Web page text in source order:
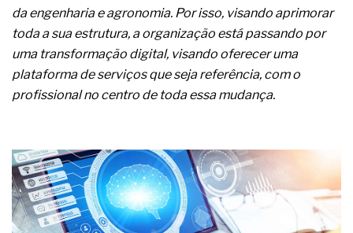
morte precoce e melhora o metabolismo
O desenvolvimento de indicadores nas atividades
de governança das organizações
O desenho industrial ganha espaço como
estratégia competitiva nas empresas
As variações dimensionais dos produtos de
A IA elevou a régua do comprador B2B e a venda
complexa ficou ainda mais humana
da engenharia e agronomia. Por isso, visando aprimorar
toda a sua estrutura, a organização está passando por
uma transformação digital, visando oferecer uma
plataforma de serviços que seja referência, com o
profissional no centro de toda essa mudança.